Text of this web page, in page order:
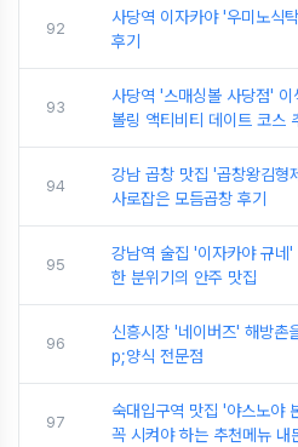
92
사당역 이자카야 '우미노식
후기
93
사당역 '스매싱볼 사당점'
볼링 액티비티 데이트 코스
94
강남 곱창 맛집 '곱창왕김형
사로잡은 모듬곱창 후기
95
강남역 술집 '이자카야 규네
한 분위기의 안주 맛집
96
신흥시장 '네이버즈' 해방촌
p;양식 전문점
97
숙대입구역 맛집 '야스노야
꼭 시켜야 하는 추천메뉴 내